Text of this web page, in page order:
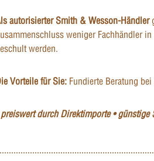
autorisierter Smith & Wesson-Händler
weniger Fachhändler
werden.
Vorteile für Sie: Fundierte Beratung
preiswert durch Direktimporte • günstige